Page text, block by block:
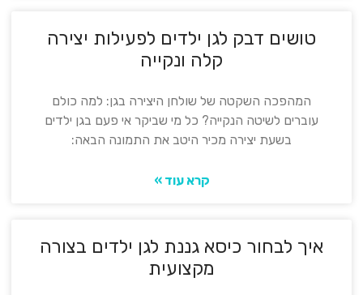
טושים דבק לגן ילדים לפעילות יצירה
קלה ונקייה
המהפכה השקטה של שולחן היצירה בגן: למה כולם
עוברים לשיטה הנקייה? כל מי שביקר אי פעם בגן ילדים
בשעת יצירה מכיר היטב את התמונה הבאה:
קרא עוד »
איך לבחור כיסא גננת לגן ילדים בצורה
מקצועית